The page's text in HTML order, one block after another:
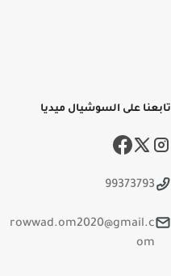
تابعنا على السوشيال ميديا
99373793
rowwad.om2020@gmail.c
om